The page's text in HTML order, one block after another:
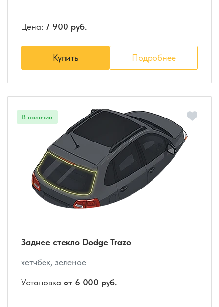
Цена: 7 900 руб.
Купить Подробнее
Заднее стекло Dodge Trazo
хетчбек, зеленое
Установка от 6 000 руб.